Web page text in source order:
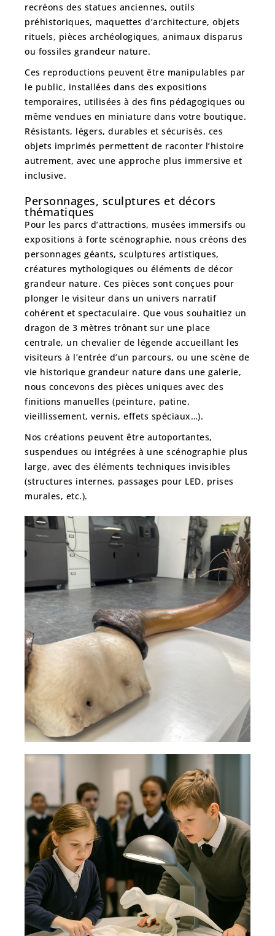
recréons des statues anciennes, outils
préhistoriques, maquettes d’architecture, objets
rituels, pièces archéologiques, animaux disparus
ou fossiles grandeur nature.
Ces reproductions peuvent être manipulables par
le public, installées dans des expositions
temporaires, utilisées à des fins pédagogiques ou
même vendues en miniature dans votre boutique.
Résistants, légers, durables et sécurisés, ces
objets imprimés permettent de raconter l’histoire
autrement, avec une approche plus immersive et
inclusive.
Personnages, sculptures et décors
thématiques
Pour les parcs d’attractions, musées immersifs ou
expositions à forte scénographie, nous créons des
personnages géants, sculptures artistiques,
créatures mythologiques ou éléments de décor
grandeur nature. Ces pièces sont conçues pour
plonger le visiteur dans un univers narratif
cohérent et spectaculaire. Que vous souhaitiez un
dragon de 3 mètres trônant sur une place
centrale, un chevalier de légende accueillant les
visiteurs à l’entrée d’un parcours, ou une scène de
vie historique grandeur nature dans une galerie,
nous concevons des pièces uniques avec des
finitions manuelles (peinture, patine,
vieillissement, vernis, effets spéciaux…).
Nos créations peuvent être autoportantes,
suspendues ou intégrées à une scénographie plus
large, avec des éléments techniques invisibles
(structures internes, passages pour LED, prises
murales, etc.).